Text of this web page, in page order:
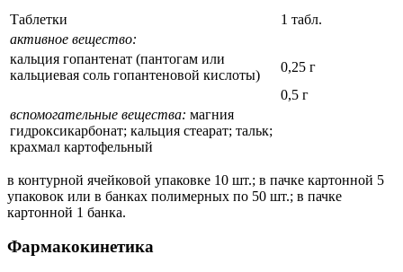
Таблетки
1 табл.
активное вещество:
кальция гопантенат (пантогам или
кальциевая соль гопантеновой кислоты)
0,25 г
0,5 г
вспомогательные вещества: магния
гидроксикарбонат; кальция стеарат; тальк;
крахмал картофельный
в контурной ячейковой упаковке 10 шт.; в пачке картонной 5
упаковок или в банках полимерных по 50 шт.; в пачке
картонной 1 банка.
Фармакокинетика